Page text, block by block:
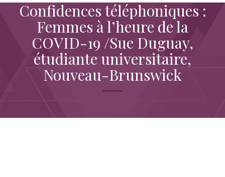
Confidences téléphoniques :
Femmes à l’heure de la
COVID-19 /Sue Duguay,
étudiante universitaire,
Nouveau-Brunswick